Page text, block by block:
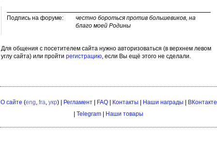
Подпись на форуме:
честно бороться против большевиков, на
благо моей Родины
Для общения с посетителем сайта нужно авторизоваться (в верхнем левом
углу сайта) или пройти регистрацию, если Вы ещё этого не сделали.
О сайте (eng, fra, укр) | Регламент| FAQ| Контакты Наши награды
ВКонтакте
Telegram Наши товары